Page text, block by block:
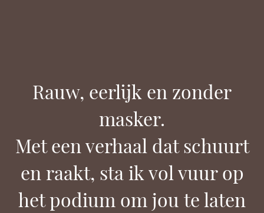
Rauw, eerlijk en zonder
masker.
Met een verhaal dat schuurt
en raakt, sta ik vol vuur op
het podium om jou te laten